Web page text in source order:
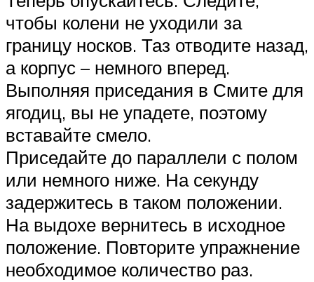
чтобы колени не уходили за
границу носков. Таз отводите назад,
а корпус – немного вперед.
Выполняя приседания в Смите для
ягодиц, вы не упадете, поэтому
вставайте смело.
Приседайте до параллели с полом
или немного ниже. На секунду
задержитесь в таком положении.
На выдохе вернитесь в исходное
положение. Повторите упражнение
необходимое количество раз.